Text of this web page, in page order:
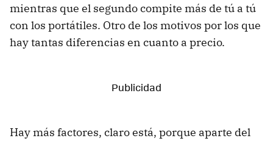
mientras que el segundo compite más de tú a tú
con los portátiles. Otro de los motivos por los que
hay tantas diferencias en cuanto a precio.
Hay más factores, claro está, porque aparte del